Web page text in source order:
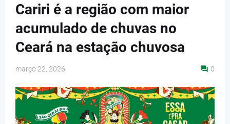
Cariri é a região com maior
acumulado de chuvas no
Ceará na estação chuvosa
março 22, 2026 0